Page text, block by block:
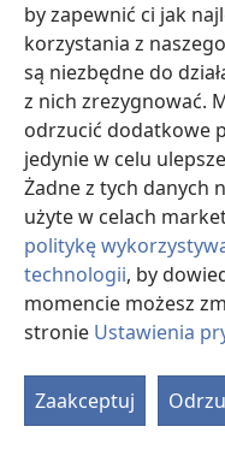
by zapewnić ci jak
korzystania z
są niezbędne do
z nich zrezygnować.
odrzucić dodatkowe
jedynie w celu
Żadne z tych danych
użyte w celach
politykę
technologii, by
momencie możesz
stronie Ustawienia
Zaakceptuj
Jak możesz
seks?
Poznaj pewne mity i
pomoże ci